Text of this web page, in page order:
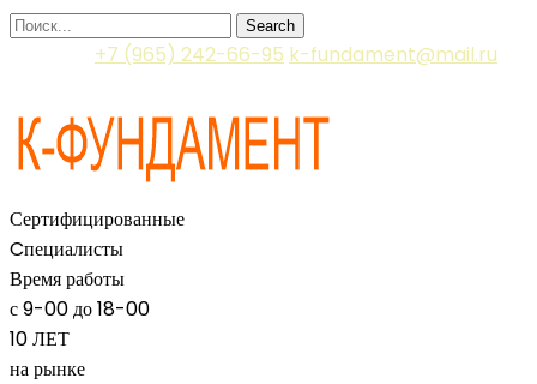
Search
+7 (965) 242-66-95 k-fundament@mail.ru
Сертифицированные
Cпециалисты
Время работы
с 9-00 до 18-00
10 ЛЕТ
на рынке